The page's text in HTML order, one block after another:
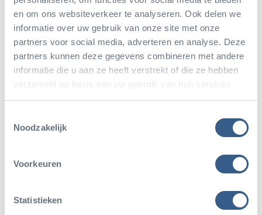
en om ons websiteverkeer te analyseren. Ook delen we
informatie over uw gebruik van onze site met onze
partners voor social media, adverteren en analyse. Deze
partners kunnen deze gegevens combineren met andere
informatie die u aan ze heeft verstrekt of die ze hebben
verzameld op basis van uw gebruik van hun services.
Noodzakelijk
Voorkeuren
Statistieken
zodat de ruimte helemaal door de maki’s gebruikt
kan worden. Het ligt in de bedoeling het
buitenverblijf geheel te beplanten en wat klimhout
aan te brengen. Met het schilderwerk in een nieuw
kleurtje ziet het er dan hopelijk weer heel aardig uit.
De beide kleinere verblijven blijven overdekt; het
worden de binnenverblijven van de maki’s. Ook
daar wordt de gracht gedempt. Voor de bezoekers
wordt bij elk van die twee binnenverblijven een
overdekte ruimte gebouwd.